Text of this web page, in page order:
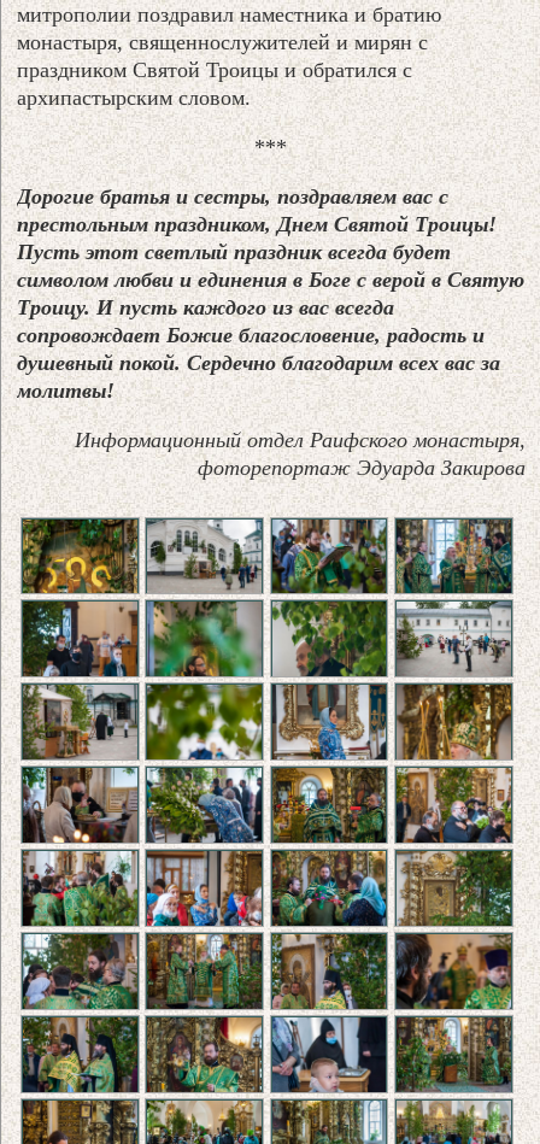
митрополии поздравил наместника и братию
монастыря, священнослужителей и мирян с
праздником Святой Троицы и обратился с
архипастырским словом.
***
Дорогие братья и сестры, поздравляем вас с
престольным праздником, Днем Святой Троицы!
Пусть этот светлый праздник всегда будет
символом любви и единения в Боге с верой в Святую
Троицу. И пусть каждого из вас всегда
сопровождает Божие благословение, радость и
душевный покой. Сердечно благодарим всех вас за
молитвы!
Информационный отдел Раифского монастыря,
фоторепортаж Эдуарда Закирова